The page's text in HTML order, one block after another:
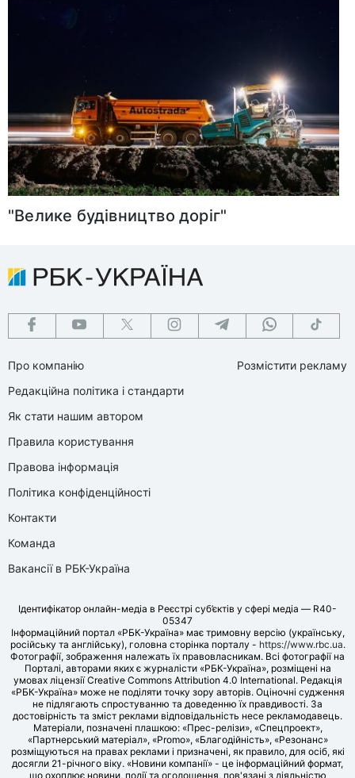
"Велике будівництво доріг"
Про компанію
Редакційна політика і стандарти
Як стати нашим автором
Правила користування
Правова інформація
Політика конфіденційності
Контакти
Команда
Вакансії в РБК-Україна
Розмістити рекламу
Ідентифікатор онлайн-медіа в Реєстрі суб’єктів у сфері медіа — R40-
05347
Інформаційний портал «РБК-Україна» має тримовну версію (українську,
російську та англійську), головна сторінка порталу - https://www.rbc.ua.
Фотографії, зображення належать їх правовласникам. Всі фотографії на
Порталі, авторами яких є журналісти «РБК-Україна», розміщені на
умовах ліцензії Creative Commons Attribution 4.0 International. Редакція
«РБК-Україна» може не поділяти точку зору авторів. Оціночні судження
не підлягають спростуванню та доведенню їх правдивості. За
достовірність та зміст реклами відповідальність несе рекламодавець.
Матеріали, позначені плашкою: «Прес-релізи», «Спецпроект»,
«Партнерський матеріал», «Promo», «Благодійність», «Резонанс»
розміщуються на правах реклами і призначені, як правило, для осіб, які
досягли 21-річного віку. «Новини компанії» - це інформаційний формат,
що охоплює новини, події та оголошення, пов'язані з діяльністю